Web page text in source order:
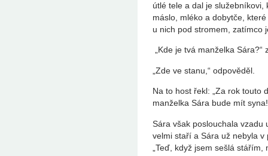
útlé tele a dal je
máslo, mléko a dobytče,
u nich pod stromem, zatímco
„Kde je tvá manželka Sára?“
„Zde ve stanu,“ odpověděl.
Na to host řekl: „Za rok touto
manželka Sára bude mít
Sára však poslouchala vzadu
velmi staří a Sára už nebyla
„Teď, když jsem sešlá